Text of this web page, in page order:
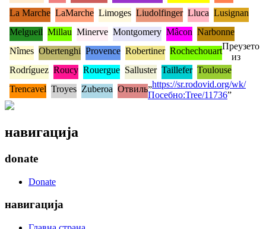
La Marche LaMarche Limoges Liudolfinger Lluca Lusignan
Melgueil Millau Minerve Montgomery Mâcon Narbonne
Nîmes Obertenghi Provence Robertiner Rochechouart
Rodríguez Roucy Rouergue Salluster Taillefer Toulouse
Trencavel Troyes Zuberoa Отвиль
Преузето
из
„https://sr.rodovid.org/wk/
Посебно:Tree/11736”
навигација
donate
Donate
навигација